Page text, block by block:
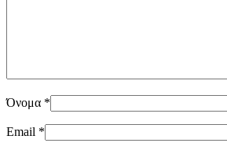
Όνομα *
Email *